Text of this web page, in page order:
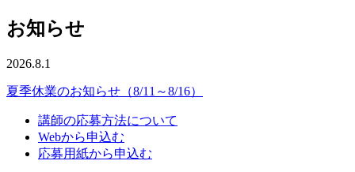
お知らせ
2026.8.1
夏季休業のお知らせ（8/11～8/16）
講師の応募方法について
Webから申込む
応募用紙から申込む